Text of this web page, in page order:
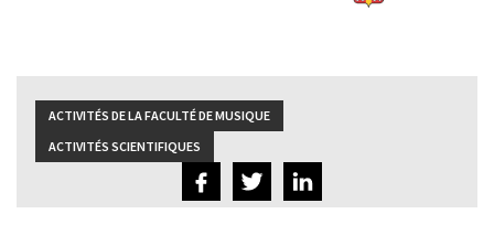
ACTIVITÉS DE LA FACULTÉ DE MUSIQUE
ACTIVITÉS SCIENTIFIQUES